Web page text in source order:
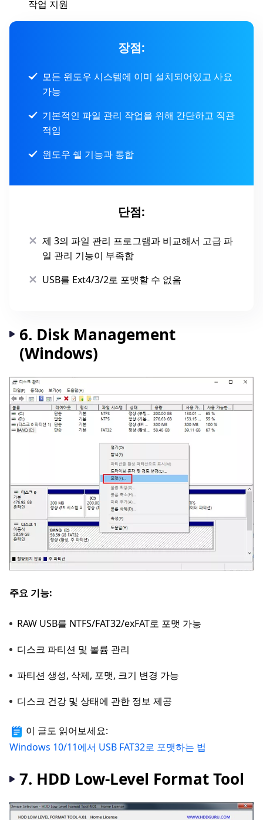
작업 지원
장점:
모든 윈도우 시스템에 이미 설치되어있고 사요
가능
기본적인 파일 관리 작업을 위해 간단하고 직관
적임
윈도우 쉘 기능과 통합
단점:
제 3의 파일 관리 프로그램과 비교해서 고급 파
일 관리 기능이 부족함
USB를 Ext4/3/2로 포맷할 수 없음
6. Disk Management
(Windows)
주요 기능:
RAW USB를 NTFS/FAT32/exFAT로 포맷 가능
디스크 파티션 및 볼륨 관리
파티션 생성, 삭제, 포맷, 크기 변경 가능
디스크 건강 및 상태에 관한 정보 제공
이 글도 읽어보세요:
Windows 10/11에서 USB FAT32로 포맷하는 법
7. HDD Low-Level Format Tool